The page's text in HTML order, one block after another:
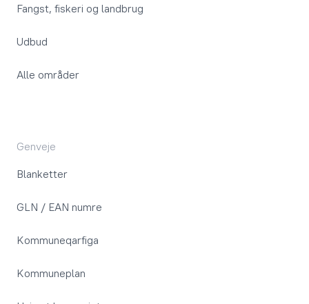
Fangst, fiskeri og landbrug
Udbud
Alle områder
Genveje
Blanketter
GLN / EAN numre
Kommuneqarfiga
Kommuneplan